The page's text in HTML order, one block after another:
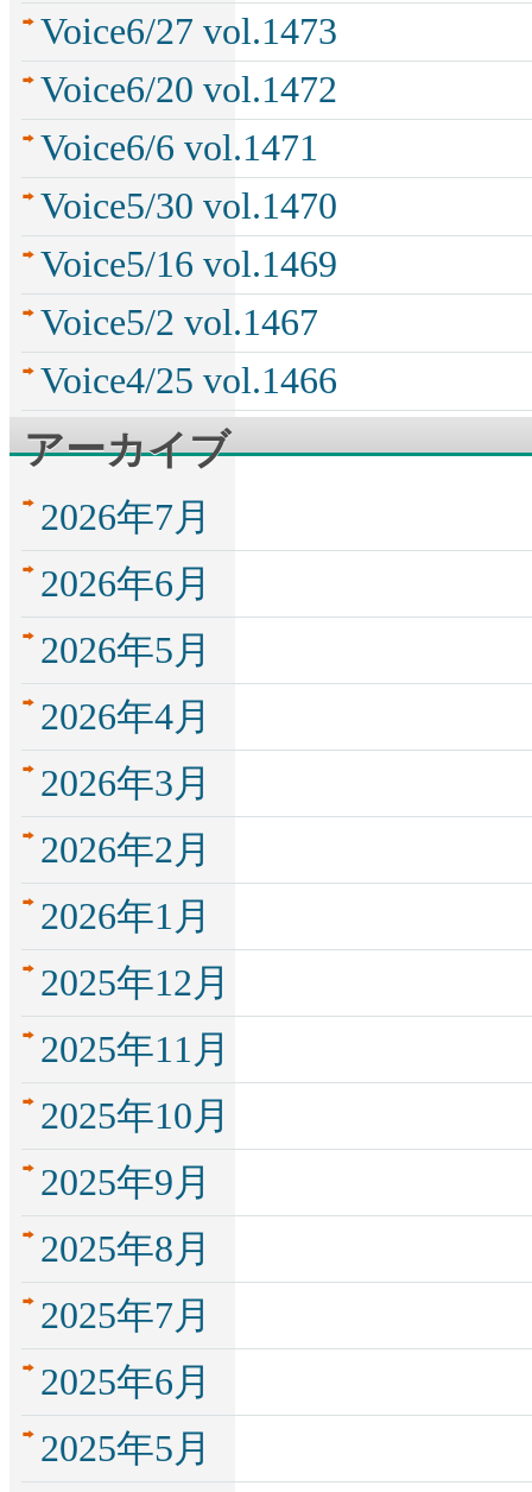
Voice6/27 vol.1473
Voice6/20 vol.1472
Voice6/6 vol.1471
Voice5/30 vol.1470
Voice5/16 vol.1469
Voice5/2 vol.1467
Voice4/25 vol.1466
アーカイブ
2026年7月
2026年6月
2026年5月
2026年4月
2026年3月
2026年2月
2026年1月
2025年12月
2025年11月
2025年10月
2025年9月
2025年8月
2025年7月
2025年6月
2025年5月